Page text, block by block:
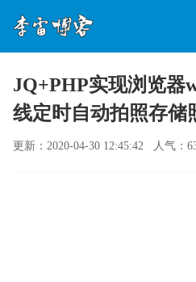
JQ+PHP实现浏览器
线定时自动拍照存储
更新：2020-04-30 12:45:42 人气：